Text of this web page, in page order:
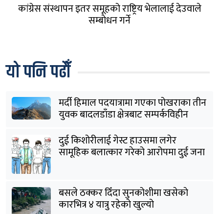
कांग्रेस संस्थापन इतर समूहको राष्ट्रिय भेलालाई देउवाले
सम्बोधन गर्ने
यो पनि पढौँ
मर्दी हिमाल पदयात्रामा गएका पोखराका तीन
युवक बादलडाँडा क्षेत्रबाट सम्पर्कविहीन
दुई किशोरीलाई गेस्ट हाउसमा लगेर
सामूहिक बलात्कार गरेको आरोपमा दुई जना
बसले ठक्कर दिँदा सुनकोशीमा खसेकाे
कारभित्र ४ यात्रु रहेको खुल्यो